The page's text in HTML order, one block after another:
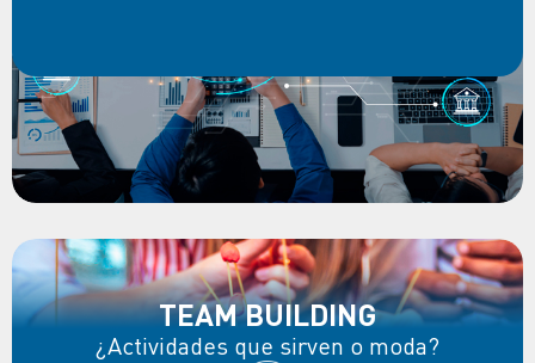
TEAM BUILDING
¿Actividades que sirven o moda?